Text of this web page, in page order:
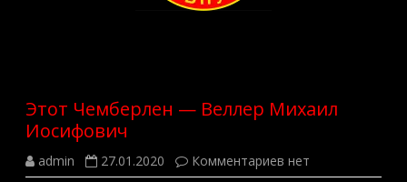
Этот Чемберлен — Веллер Михаил
Иосифович
admin 27.01.2020 Комментариев к
записи
нет